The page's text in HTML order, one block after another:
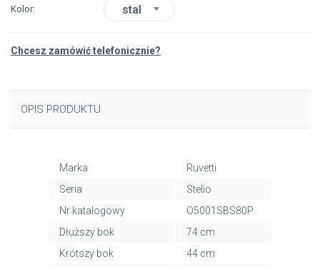
Kolor stal
Chcesz zamówić telefonicznie?
OPIS PRODUKTU
Marka
Ruvetti
Seria
Stelio
Nr katalogowy
O5001SBS80P
Dłuższy bok
74 cm
Krótszy bok
44 cm